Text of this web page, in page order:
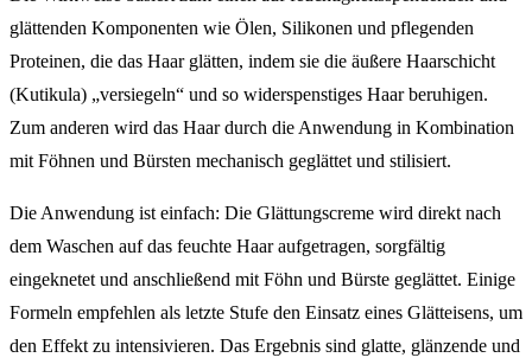
glättenden Komponenten wie Ölen, Silikonen und pflegenden
Proteinen, die das Haar glätten, indem sie die äußere Haarschicht
(Kutikula) „versiegeln“ und so widerspenstiges Haar beruhigen.
Zum anderen wird das Haar durch die Anwendung in Kombination
mit Föhnen und Bürsten mechanisch geglättet und stilisiert.
Die Anwendung ist einfach: Die Glättungscreme wird direkt nach
dem Waschen auf das feuchte Haar aufgetragen, sorgfältig
eingeknetet und anschließend mit Föhn und Bürste geglättet. Einige
Formeln empfehlen als letzte Stufe den Einsatz eines Glätteisens, um
den Effekt zu intensivieren. Das Ergebnis sind glatte, glänzende und